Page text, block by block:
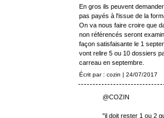
En gros ils peuvent
pas payés à l'issue de la
On va nous faire croire que
non référencés seront
façon satisfaisante le 1
vont relire 5 ou 10 dossiers
carreau en septembre.
Écrit par : cozin | 24/07/2017
@COZIN
"il doit rester 1 ou 2